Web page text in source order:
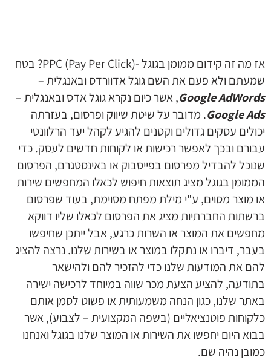
הצהרת נגישות
אז מה זה קידום ממומן בגוגל -(PPC (Pay Per Click? בטח
שמעתם ולא פעם את השם גוגל אדוורדס ובאנגלית –
Google AdWords, אשר כיום נקרא גוגל אדס ובאנגלית –
Google Ads. מדובר על שיטת שיווק ופרסום, בעזרתה
יכולים עסקים גדולים וקטנים להגיע לקהל יעד הרלוונטי
עבורם ובכך לאפשר רכישות או לקוחות חדשים לעסק. כדי
שנוכל להבדיל מפרסום בפייסבוק או באינסטגרם, הפרסום
הממומן בגוגל מציג תוצאות חיפוש לכאלו המחפשים שירות
או מוצר מסוים, ע"י מילת מפתח מסוימת, בעוד שפרסום
ברשתות החברתיות מציג את הפרסום לכאלו שליו דווקא
מחפשים את המוצר או השרות כרגע, אבל ייתכן שחיפשו
בעבר, דיברו או נתקלו במוצר או בשירות שלנו. נרצה להציג
להם את המודעות שלנו כדי להזכיר להם ולהישאר
בתודעה, להציע הצעת מכר שווה במיוחד לרכישה ישירה
באתר שלנו, כגון הנחה משמעותית או פשוט לסמן אותם
כלקוחות פוטנציאליים (בשפה המקצועית – לצבוע), אשר
בבוא היום יחפשו את השירות או המוצר שלנו בגוגל ואנחנו
כמובן נהיה שם.